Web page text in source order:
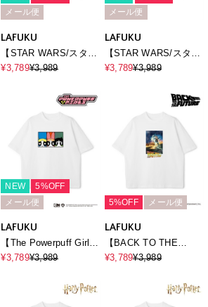
メール便
LAFUKU
【STAR WARS/スター
ウォーズ】ヴィンテー
シャツ / Over Harf
shirt《UNISEX》
（2026SS）
¥3,789¥3,989
メール便
LAFUKU
【STAR WARS/スター
ウォーズ】カスレ加工
リントTシャツ / Over
shirt《UNISEX》
（2026SS）
¥3,789¥3,989
NEW
5%OFF
メール便
LAFUKU
【The Powerpuff Girls/
パワーパフ_ガールズ
プリントTシャツ/ Over
¥3,789¥3,989
5%OFF メール便
LAFUKU
【BACK TO THE
FUTURE/バック・ト
ー】ヴィンテージライ
ク半袖Tシャツ / Over
¥3,789¥3,989